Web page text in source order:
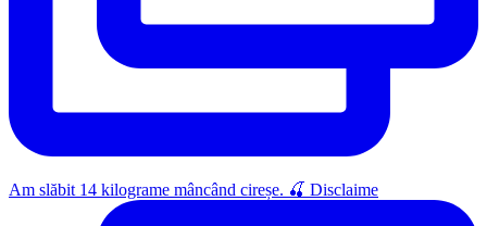
Am slăbit 14 kilograme mâncând cireșe. 🍒 Disclaime